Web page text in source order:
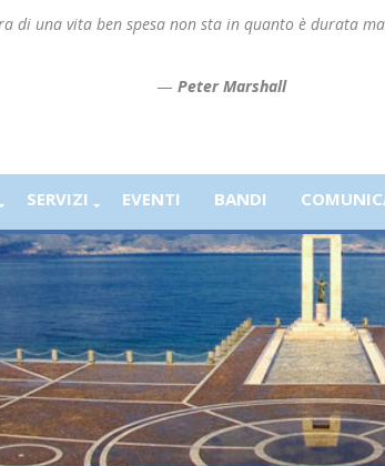
di una vita ben spesa non sta in quanto è durata
— Peter Marshall
SERVIZI EVENTI BANDI